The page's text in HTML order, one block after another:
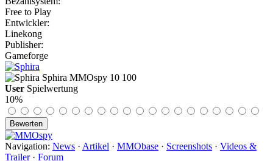
Free to Play
Entwickler:
Linekong
Publisher:
Gameforge
Sphira MMOspy 10 100
User Spielwertung
10%
Navigation: News · Artikel · MMObase · Screenshots · Videos &
Trailer· Forum